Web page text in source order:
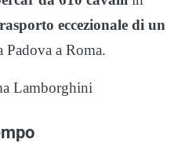
eccezionale di un
a Roma.